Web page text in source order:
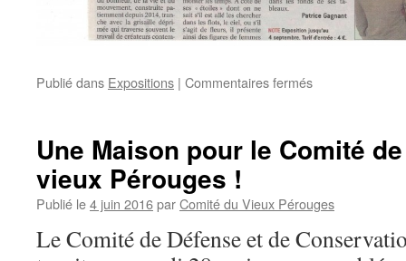
Publié dans Expositions | Commentaires ferméssur
Marie
LE
!
Une Maison pour le Comité
vieux Pérouges !
Publié le4 juin 2016parComité du Vieux Pérouges
Le Comité de Défense et de